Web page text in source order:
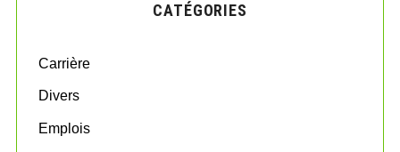
o
:
CATÉGORIES
Carrière
Divers
Emplois